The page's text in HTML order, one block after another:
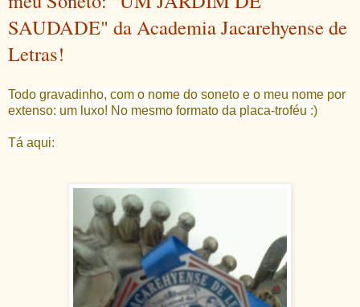
SAUDADE" da Academia Jacarehyense de
Letras!
Todo gravadinho, com o nome do soneto e o meu nome por
extenso: um luxo! No mesmo formato da placa-troféu :)
Tá aqui: